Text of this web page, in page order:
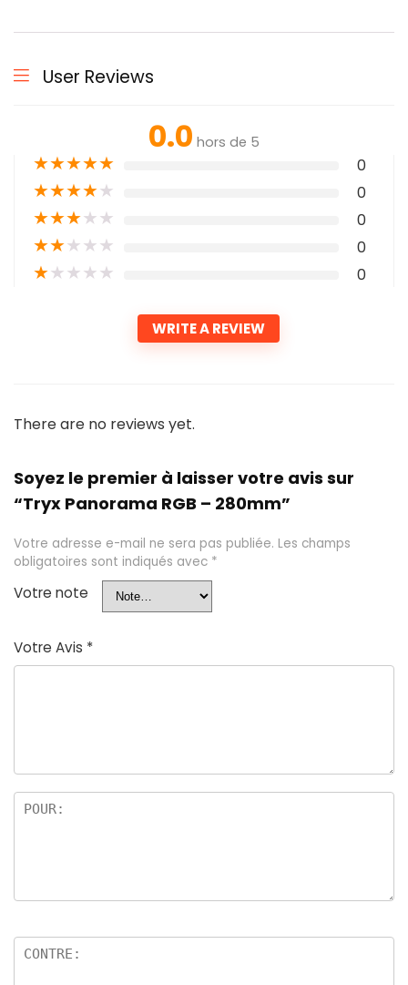
User Reviews
0.0 hors de 5
★★★★★ 0
★★★★★ 0
★★★★★ 0
★★★★★ 0
★★★★★ 0
WRITE A REVIEW
There are no reviews yet.
Soyez le premier à laisser votre avis sur
“Tryx Panorama RGB – 280mm”
Votre adresse e-mail ne sera pas publiée. Les champs
obligatoires sont indiqués avec *
Votre note
Votre Avis *